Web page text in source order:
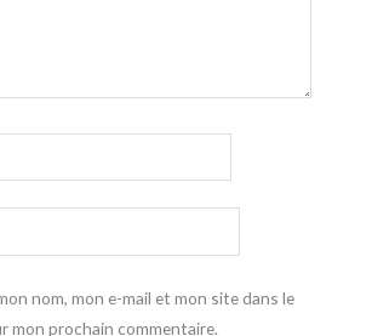
nom, mon e-mail et mon site dans le
mon prochain commentaire.